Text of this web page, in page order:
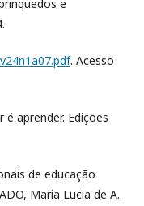
e
. Acesso
é aprender. Edições
de educação
Maria Lucia de A.